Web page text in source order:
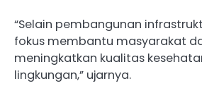
“Selain pembangunan
fokus membantu masyarakat
meningkatkan kualitas
lingkungan,” ujarnya.